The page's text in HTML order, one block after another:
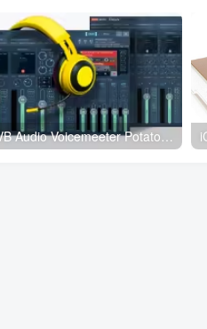
VB Audio Voicemeeter Potato 3.1.1.9